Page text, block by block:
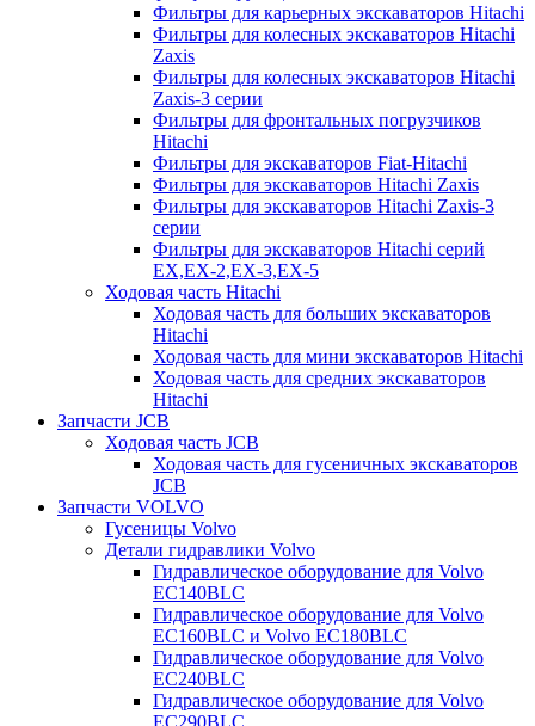
Фильтры для карьерных экскаваторов Hitachi
Фильтры для колесных экскаваторов Hitachi
Zaxis
Фильтры для колесных экскаваторов Hitachi
Zaxis-3 серии
Фильтры для фронтальных погрузчиков
Hitachi
Фильтры для экскаваторов Fiat-Hitachi
Фильтры для экскаваторов Hitachi Zaxis
Фильтры для экскаваторов Hitachi Zaxis-3
серии
Фильтры для экскаваторов Hitachi серий
EX,EX-2,EX-3,EX-5
Ходовая часть Hitachi
Ходовая часть для больших экскаваторов
Hitachi
Ходовая часть для мини экскаваторов Hitachi
Ходовая часть для средних экскаваторов
Hitachi
Запчасти JCB
Ходовая часть JCB
Ходовая часть для гусеничных экскаваторов
JCB
Запчасти VOLVO
Гусеницы Volvo
Детали гидравлики Volvo
Гидравлическое оборудование для Volvo
EC140BLC
Гидравлическое оборудование для Volvo
EC160BLC и Volvo EC180BLC
Гидравлическое оборудование для Volvo
EC240BLC
Гидравлическое оборудование для Volvo
EC290BLC